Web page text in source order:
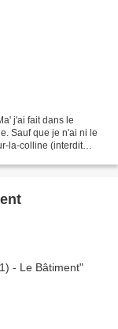
j'ai fait dans le
Sauf que je n'ai ni le
la-colline (interdit